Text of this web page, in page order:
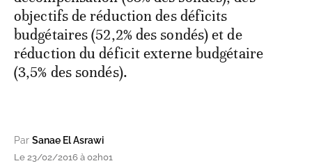
objectifs de réduction des déficits
budgétaires (52,2% des sondés) et de
réduction du déficit externe budgétaire
(3,5% des sondés).
Par Sanae El Asrawi
Le 23/02/2016 à 02h01